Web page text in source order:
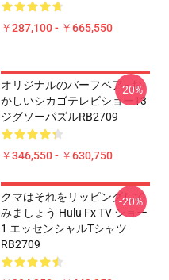
￥287,100 - ￥665,550
オリジナルのバーフベア - お
かしいシカゴテレビショー13
ジグソーパズルRB2709
￥346,550 - ￥630,750
-20%
クマはそれをリッピングして
みましょう Hulu Fx TV ショー
1 エッセンシャルTシャツ
RB2709
-20%